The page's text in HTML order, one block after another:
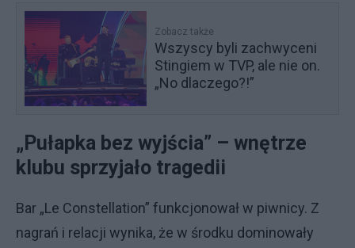
Zobacz także
Wszyscy byli zachwyceni
Stingiem w TVP, ale nie on.
„No dlaczego?!”
„Pułapka bez wyjścia” – wnętrze
klubu sprzyjało tragedii
Bar „Le Constellation” funkcjonował w piwnicy. Z
nagrań i relacji wynika, że w środku dominowały